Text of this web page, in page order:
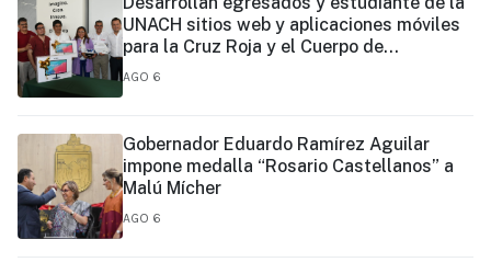
UNACH sitios web y aplicaciones móviles
para la Cruz Roja y el Cuerpo de
Bomberos de Tapachula
AGO 6
Gobernador Eduardo Ramírez Aguilar
impone medalla “Rosario Castellanos” a
Malú Mícher
AGO 6